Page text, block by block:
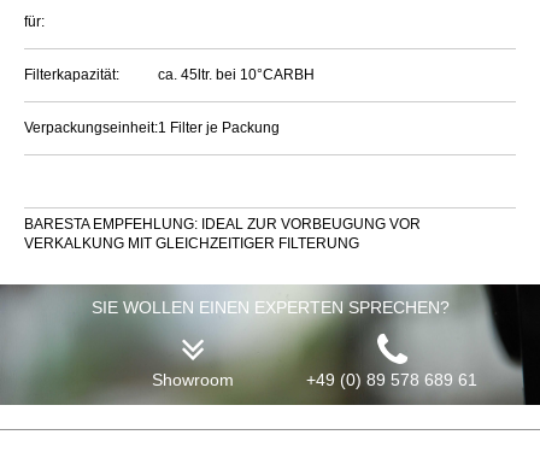
BARESTA EMPFEHLUNG: IDEAL ZUR VORBEUGUNG VOR
VERKALKUNG MIT GLEICHZEITIGER FILTERUNG
für:
Filterkapazität: ca. 45ltr. bei 10°CARBH
Verpackungseinheit:1 Filter je Packung
SIE WOLLEN EINEN EXPERTEN SPRECHEN?
Showroom +49 (0) 89 578 689 61